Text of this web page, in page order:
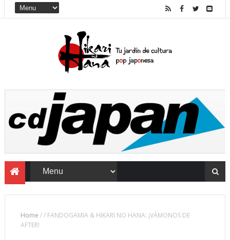
Home // FANDOGAMIA & HIKARI NO HANA: ¡VÁMONOS DE
AFTER!